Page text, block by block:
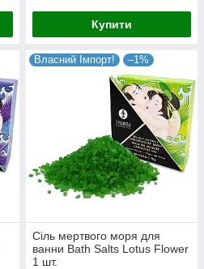
Купити
Власний Імпорт! –1%
Сіль мертвого моря для
ванни Bath Salts Lotus Flower
1 шт.